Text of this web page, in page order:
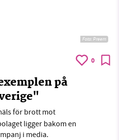
Foto: Preem
0
på
för brott mot
ligger bakom en
i media.